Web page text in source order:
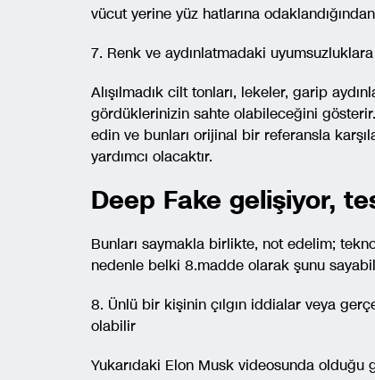
vücut yerine yüz hatlarına
7. Renk ve aydınlatmadaki
Alışılmadık cilt tonları, lekeler, garip
gördüklerinizin sahte olabileceğini
edin ve bunları orijinal bir referansla
yardımcı olacaktır.
Deep Fake gelişiyor,
Bunları saymakla birlikte, not edelim;
nedenle belki 8.madde olarak şunu
8. Ünlü bir kişinin çılgın iddialar veya
olabilir
Yukarıdaki Elon Musk videosunda